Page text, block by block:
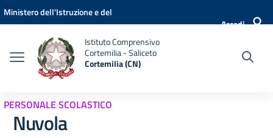
Vai ai contenuti
Vai al menu di navigazione
Vai al footer
Ministero dell'Istruzione e del
Accedi
Istituto Comprensivo
Cortemilia - Saliceto
Cortemilia (CN)
PERSONALE SCOLASTICO
Nuvola